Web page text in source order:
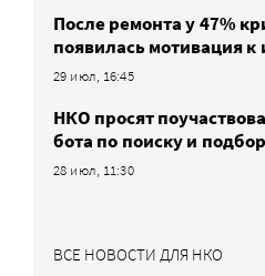
После ремонта у 47%
появилась мотивация
29 июл, 16:45
НКО просят
бота по поиску и
28 июл, 11:30
ВСЕ НОВОСТИ ДЛЯ НКО